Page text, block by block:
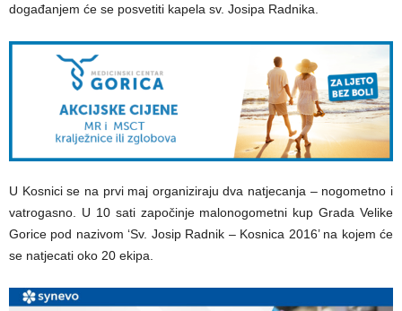
događanjem će se posvetiti kapela sv. Josipa Radnika.
U Kosnici se na prvi maj organiziraju dva natjecanja – nogometno i
vatrogasno. U 10 sati započinje malonogometni kup Grada Velike
Gorice pod nazivom ‘Sv. Josip Radnik – Kosnica 2016’ na kojem će
se natjecati oko 20 ekipa.